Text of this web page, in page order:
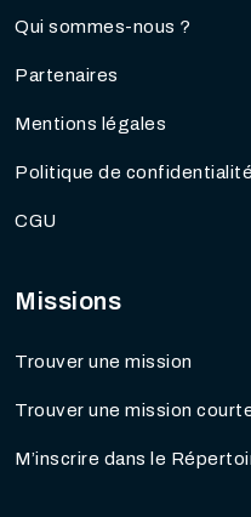
Qui sommes-nous ?
Partenaires
Mentions légales
Politique de
CGU
Missions
Trouver une mission
Trouver une mission
M’inscrire dans le